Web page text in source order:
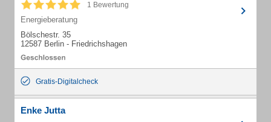
1 Bewertung
Energieberatung
Bölschestr. 35
12587 Berlin - Friedrichshagen
Gratis-Digitalcheck
Enke Jutta